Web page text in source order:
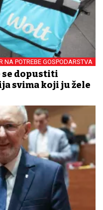
NA POTREBE GOSPODARSTVA
se dopustiti
svima koji ju žele